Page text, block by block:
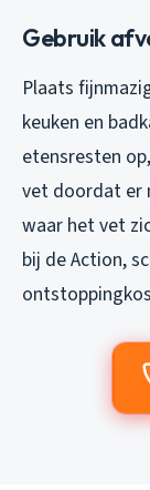
Gebruik
Plaats
keuken en
etensresten
vet doordat er
waar het vet
bij de Action,